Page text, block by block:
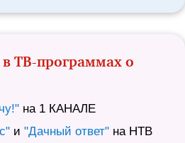
ТВ-программах о
на 1 КАНАЛЕ
и "Дачный ответ" на НТВ